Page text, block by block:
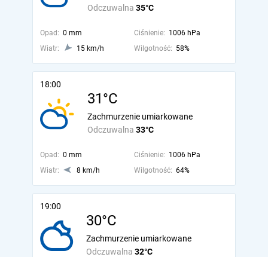
Odczuwalna 35°C
Opad: 0 mm Ciśnienie: 1006 hPa
Wiatr:
15 km/h Wilgotność: 58%
18:00
31°C
Odczuwalna 33°C
Zachmurzenie umiarkowane
Opad: 0 mm Ciśnienie: 1006 hPa
Wiatr:
8 km/h Wilgotność: 64%
19:00
30°C
Odczuwalna 32°C
Zachmurzenie umiarkowane